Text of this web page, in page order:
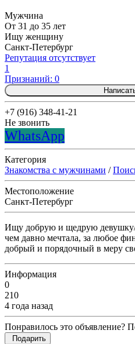
Мужчина
От 31 до 35 лет
Ищу женщину
Санкт-Петербург
Репутация отсутствует
1
Признаний: 0
+7 (916) 348-41-21
Не звонить
WhatsApp
Категория
Знакомства с мужчинами /
Местоположение
Санкт-Петербург
Ищу добрую и щедрую
чем давно мечтала, за любое
добрый и порядочный в меру
Информация
0
210
4 года назад
Понравилось это объявление?
Подарить